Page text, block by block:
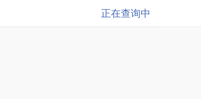
正在查询中